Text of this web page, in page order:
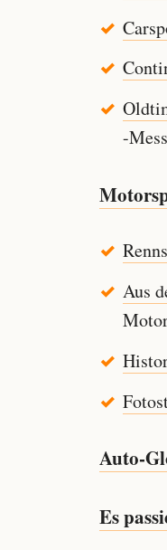
-
Aus
Auto-
Es